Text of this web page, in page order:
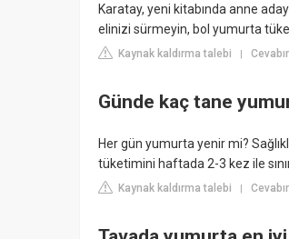
Karatay, yeni kitabında anne
elinizi sürmeyin, bol yumurta
Kaynak kaldırma talebi |
Günde kaç tane
Her gün yumurta yenir mi?
tüketimini haftada 2-3 kez ile
Kaynak kaldırma talebi |